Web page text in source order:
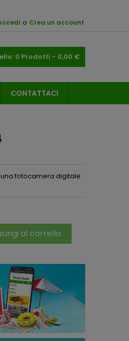
o Crea un account
0 Prodotti - 0,00 €
CONTATTACI
fotocamera digitale
al carrello